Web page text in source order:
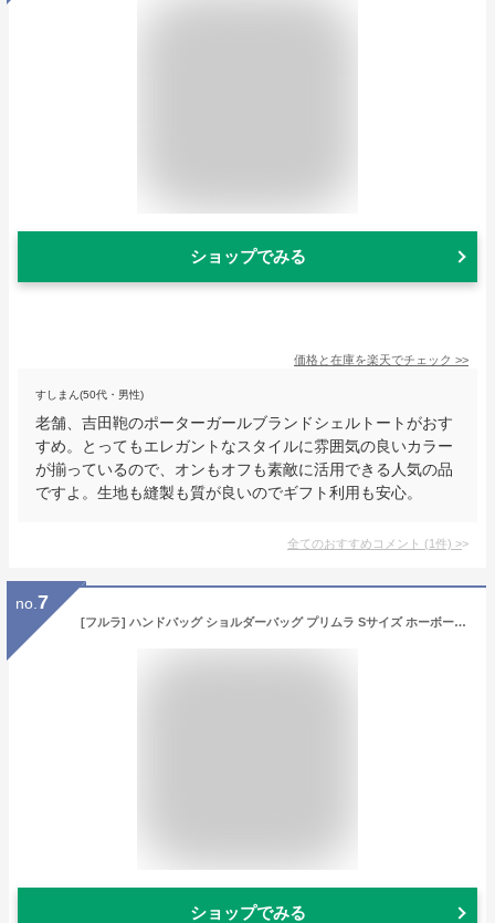
ショップでみる
価格と在庫を楽天でチェック >>
すしまん(50代・男性)
老舗、吉田鞄のポーターガールブランドシェルトートがおす
すめ。とってもエレガントなスタイルに雰囲気の良いカラー
が揃っているので、オンもオフも素敵に活用できる人気の品
ですよ。生地も縫製も質が良いのでギフト利用も安心。
全てのおすすめコメント (1件) >
no. 7
[フルラ] ハンドバッグ ショルダーバッグ プリムラ Sサイズ ホーボーバッグ グレー レディース WB00507 BX0041 M7Y00 [並行輸入品]
ショップでみる